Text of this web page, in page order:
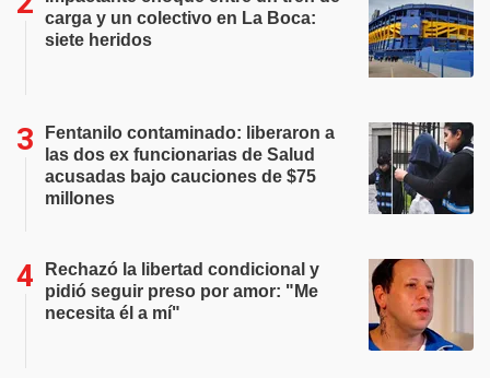
carga y un colectivo en La Boca:
siete heridos
Fentanilo contaminado: liberaron a
las dos ex funcionarias de Salud
acusadas bajo cauciones de $75
millones
Rechazó la libertad condicional y
pidió seguir preso por amor: "Me
necesita él a mí"